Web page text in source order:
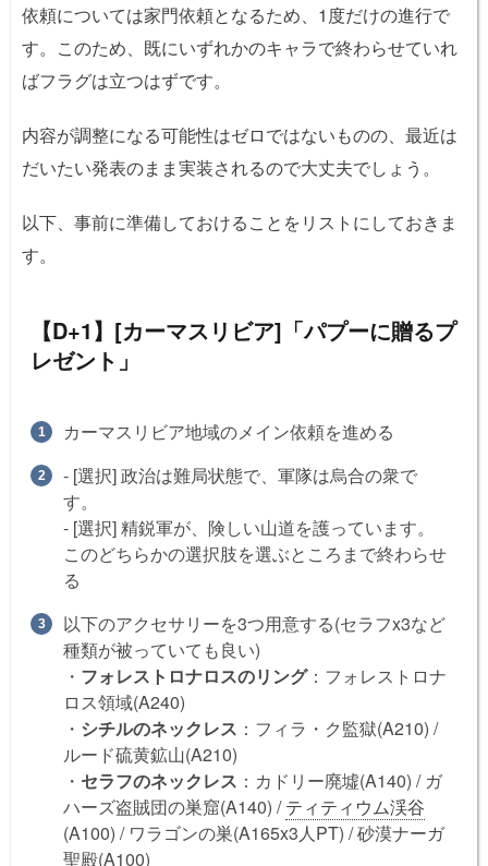
依頼については家門依頼となるため、1度だけの進行で
す。このため、既にいずれかのキャラで終わらせていれ
ばフラグは立つはずです。
内容が調整になる可能性はゼロではないものの、最近は
だいたい発表のまま実装されるので大丈夫でしょう。
以下、事前に準備しておけることをリストにしておきま
す。
【D+1】[カーマスリビア]「パプーに贈るプ
レゼント」
カーマスリビア地域のメイン依頼を進める
- [選択] 政治は難局状態で、軍隊は烏合の衆で
す。
- [選択] 精鋭軍が、険しい山道を護っています。
このどちらかの選択肢を選ぶところまで終わらせ
る
以下のアクセサリーを3つ用意する(セラフx3など
種類が被っていても良い)
・ フォレストロナロスのリング：フォレストロナ
ロス領域(A240)
・ シチルのネックレス ：フィラ・ク監獄(A210) /
ルード硫黄鉱山(A210)
・ セラフのネックレス ：カドリー廃墟(A140) / ガ
ハーズ盗賊団の巣窟(A140) /ティティウム渓谷
(A100) / ワラゴンの巣(A165x3人PT) / 砂漠ナーガ
聖殿(A100)